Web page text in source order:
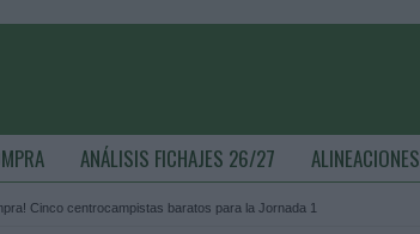
ANÁLISIS FICHAJES 26/27 ALINEACIONES
Cinco centrocampistas baratos para la Jornada 1